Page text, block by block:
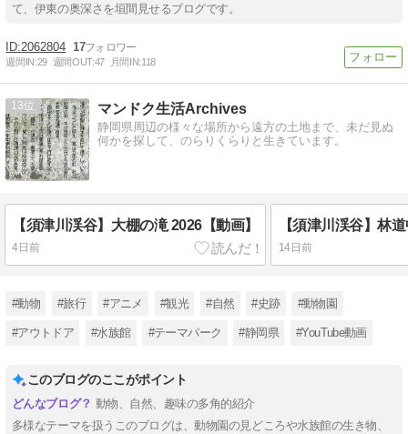
て、伊東の奥深さを垣間見せるブログです。
2062804 17
週間IN:29 週間OUT:47 月間IN:118
13 マンドク生活Archives
静岡県周辺の様々な場所から遠方の土地まで、未だ見ぬ
何かを探して、のらりくらりと生きています。
【須津川渓谷】大棚の滝 2026【動画】
4日前 14日前
#動物 #旅行 #アニメ #観光 #自然 #史跡 #動物園
#アウトドア #水族館 #テーマパーク #静岡県 #YouTube動画
このブログのここがポイント
動物、自然、趣味の多角的紹介
多様なテーマを扱うこのブログは、動物園の見どころや水族館の生き物、